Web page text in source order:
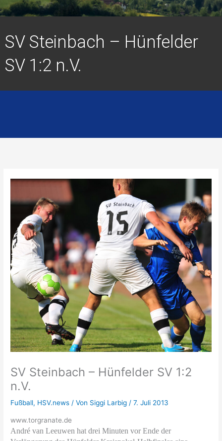
SV Steinbach – Hünfelder
SV 1:2 n.V.
SV Steinbach – Hünfelder SV 1:2
n.V.
Fußball, HSV.news / Von Siggi Larbig /7. Juli 2013
www.torgranate.de
André van Leeuwen hat drei Minuten vor Ende der